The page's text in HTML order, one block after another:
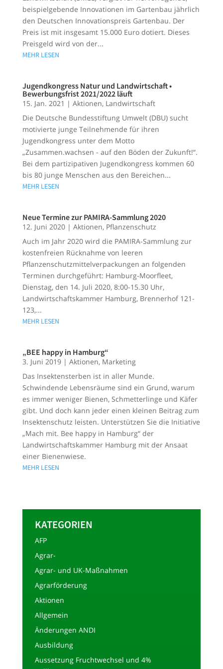
beispielgebende Innovationen im Gartenbau jährlich
den Deutschen Innovationspreis Gartenbau. Der
Preis ist mit insgesamt 15.000 Euro dotiert. Dieses
Preisgeld wird von der...
MEHR LESEN
Jugendkongress Natur und Landwirtschaft •
Bewerbungsfrist 2021/2022 läuft
15. Jan. 2021 | Aktionen, Landwirtschaft
Die Deutsche Bundesstiftung Umwelt (DBU) sucht
motivierte junge Teilnehmende für ihren
Jugendkongress unter dem Motto
„Zusammen.wachsen - auf den Böden der Zukunft!“.
Bei dem partizipativen Jugendkongress kommen 60
bis 80 junge Menschen aus den Bereichen...
MEHR LESEN
Neue Termine zur PAMIRA-Sammlung 2020
12. Juni 2020| Aktionen, Pflanzenschutz
Auch im Jahr 2020 wird die PAMIRA-Sammlung zur
kostenfreien Rücknahme von leeren
Pflanzenschutzmittelverpackungen an folgenden
Terminen durchgeführt: Hamburg-Moorfleet,
Dienstag, den 14. Juli 2020, 8:00-15.30 Uhr,
Landwirtschaftskammer Hamburg, Brennerhof 121-
123,...
MEHR LESEN
„BEE happy in Hamburg“
3. Juni 2019| Aktionen, Marketing
Das Insektensterben ist in aller Munde.
Schwindende Lebensräume sind ein Grund, warum
es immer weniger Bienen, Schmetterlinge und Käfer
gibt. Und doch kann jeder einen kleinen Beitrag zum
Insektenschutz leisten. Unterstützen Sie die Initiative
„Mach mit. Bee happy in Hamburg“ der
Landwirtschaftskammer Hamburg mit der Ansaat
einer Bienenwiese.
MEHR LESEN
KATEGORIEN
AFP
Agrar-
Agrar- und UK-Maßnahmen
Agrarförderung
Aktionen
Allgemein
Änderungen ANDI
Ausbildung
Aussetzung Fruchtwechsel und 4%